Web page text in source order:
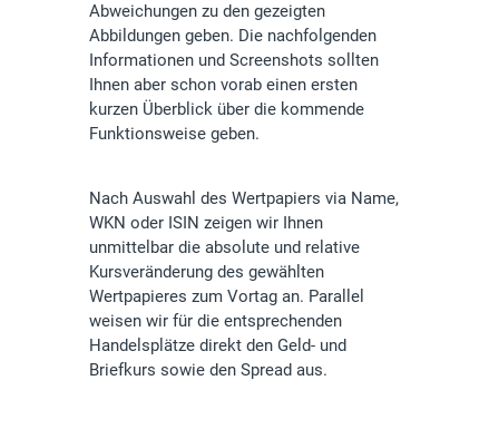
Abweichungen zu den gezeigten
Abbildungen geben. Die nachfolgenden
Informationen und Screenshots sollten
Ihnen aber schon vorab einen ersten
kurzen Überblick über die kommende
Funktionsweise geben.
Nach Auswahl des Wertpapiers via Name,
WKN oder ISIN zeigen wir Ihnen
unmittelbar die absolute und relative
Kursveränderung des gewählten
Wertpapieres zum Vortag an. Parallel
weisen wir für die entsprechenden
Handelsplätze direkt den Geld- und
Briefkurs sowie den Spread aus.